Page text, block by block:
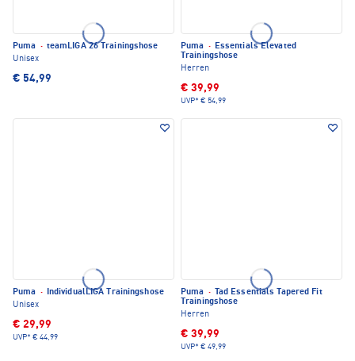
Puma · teamLIGA 26 Trainingshose
Unisex
€ 54,99
Puma · Essentials Elevated
Trainingshose
Herren
€ 39,99
UVP* € 54,99
Puma · IndividualLIGA Trainingshose
Unisex
€ 29,99
UVP* € 44,99
Puma ·
Tad Essentials Tapered Fit
Trainingshose
Herren
€ 39,99
UVP* € 49,99